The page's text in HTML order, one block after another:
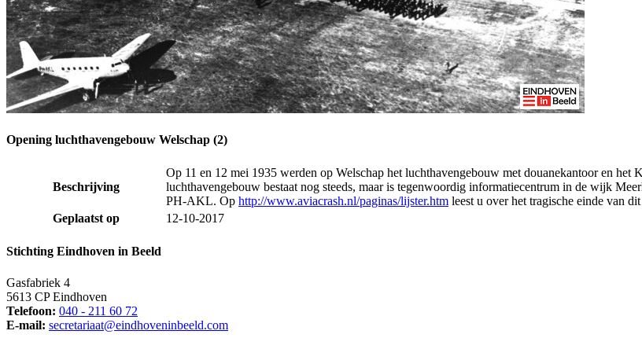
Opening luchthavengebouw Welschap (2)
Beschrijving
Op 11 en 12 mei 1935 werden op Welschap het luchthavengebouw met douanekantoor en
luchthavengebouw bestaat nog steeds, maar is tegenwoordig informatiecentrum in de wijk
PH-AKL. Op http://www.aviacrash.nl/paginas/lijster.htm leest u over het tragische einde van
Geplaatst op
12-10-2017
Stichting Eindhoven in Beeld
Gasfabriek 4
5613 CP Eindhoven
Telefoon: 040 - 211 60 72
E-mail: secretariaat@eindhoveninbeeld.com